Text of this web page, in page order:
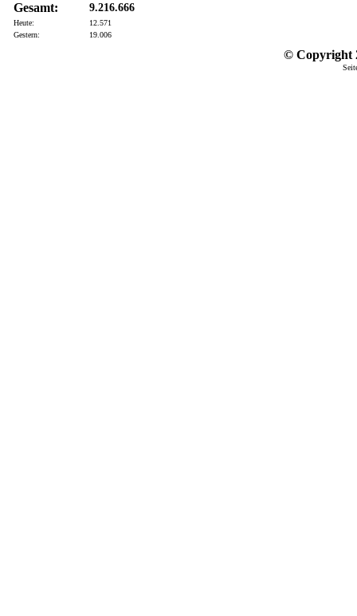
Gesamt: 9.216.666
Heute:
12.571
Gestern:
19.006
© Copyright